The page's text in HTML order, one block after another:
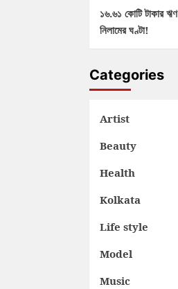
১৬.৬১ কোটি টাকার
নিলামের ঘণ্টা!
Categories
Artist
Beauty
Health
Kolkata
Life style
Model
Music